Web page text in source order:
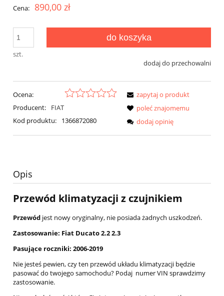
Cena: 890,00 zł
szt.
do koszyka
dodaj do przechowalni
Ocena:
Producent:
FIAT
Kod produktu:
1366872080
zapytaj o produkt
poleć znajomemu
dodaj opinię
Opis
Przewód klimatyzacji z czujnikiem
Przewód jest nowy oryginalny, nie posiada żadnych uszkodzeń.
Zastosowanie: Fiat Ducato 2.2 2.3
Pasujące roczniki: 2006-2019
Nie jesteś pewien, czy ten przewód układu klimatyzacji będzie
pasować do twojego samochodu? Podaj numer VIN sprawdzimy
zastosowanie.